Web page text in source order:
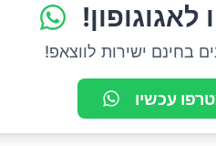
בחינם ישירות לווצאפ!
עכשיו